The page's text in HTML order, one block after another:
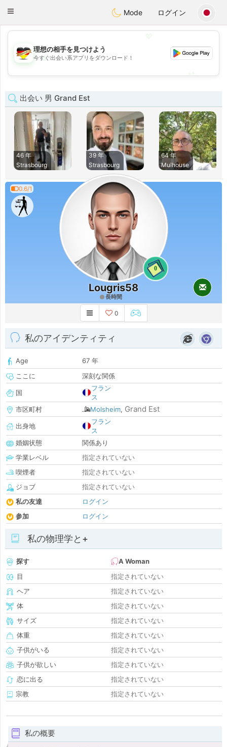
Deutsch Dating
Toggle
Mode ログイン
💖
💕
理想の相手を見つけよう
今すぐ出会い系アプリをダウンロード！
出会い 男 Grand Est
46 年
Strasbourg
39 年
Strasbourg
64 年
Mulhouse
0.6/1
0
Lougris58
長時間
0
私のアイデンティティ
Age
67 年
ここに
深刻な関係
国
フラン
ス
市区町村
Molsheim, Grand Est
出身地
フラン
ス
婚姻状態
関係あり
学業レベル
指定されていない
喫煙者
指定されていない
ジョブ
指定されていない
私の友達
ログイン
参加
ログイン
私の物理学と+
探す
A Woman
目
指定されていない
ヘア
指定されていない
体
指定されていない
サイズ
指定されていない
体重
指定されていない
子供がいる
指定されていない
子供が欲しい
指定されていない
恋に出る
指定されていない
宗教
指定されていない
私の概要